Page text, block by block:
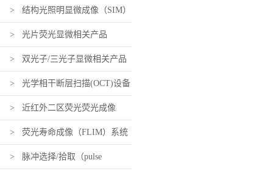
> 结构光照明显微成像（SIM）
相关产品
> 光片荧光显微相关产品
> 双光子/三光子显微相关产品
> 光学相干断层扫描(OCT)设备
及组件
> 近红外二区荧光荧光成像
（近红外活体荧光成像）设备及
组件
> 荧光寿命成像（FLIM）系统
及组件
> 脉冲选择/拾取（pulse